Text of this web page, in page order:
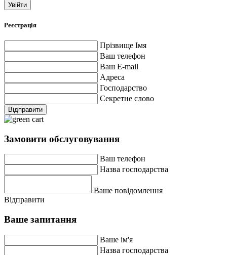
Увійти
Реєстрація
Прізвище Імя
Ваш телефон
Ваш E-mail
Адреса
Господарство
Секретне слово
Відправити
Замовити обслуговування
Ваш телефон
Назва господарства
Ваше повідомлення
Відправити
Ваше запитання
Ваше ім'я
Назва господарства